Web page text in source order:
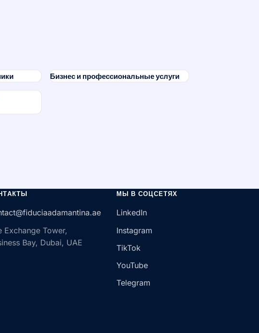
Бизнес и профессиональные услуги
Exchange Tower,
Bay, Dubai, UAE
МЫ В СОЦСЕТЯХ
LinkedIn
Instagram
TikTok
YouTube
Telegram